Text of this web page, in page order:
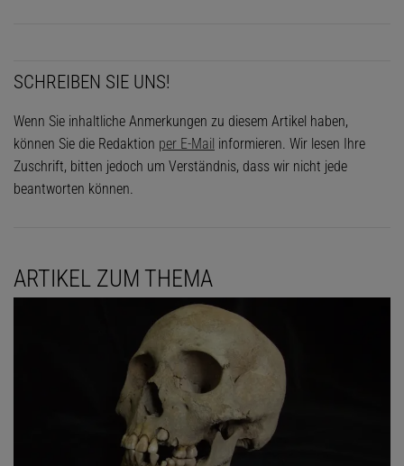
SCHREIBEN SIE UNS!
Wenn Sie inhaltliche Anmerkungen zu diesem Artikel haben,
können Sie die Redaktion per E-Mail informieren. Wir lesen Ihre
Zuschrift, bitten jedoch um Verständnis, dass wir nicht jede
beantworten können.
ARTIKEL ZUM THEMA